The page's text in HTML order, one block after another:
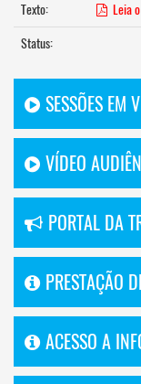
Texto:
Leia
Status:
SESSÕES EM
VÍDEO
PORTAL DA
PRESTAÇÃO
ACESSO A